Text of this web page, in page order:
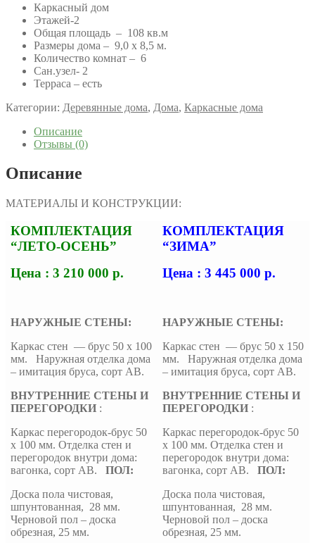
Каркасный дом
Этажей-2
Общая площадь – 108 кв.м
Размеры дома – 9,0 x 8,5 м.
Количество комнат – 6
Сан.узел- 2
Терраса – есть
Категории: Деревянные дома, Дома, Каркасные дома
Описание
Отзывы (0)
Описание
МАТЕРИАЛЫ И КОНСТРУКЦИИ:
КОМПЛЕКТАЦИЯ
“ЛЕТО-ОСЕНЬ”
Цена : 3 210 000 р.
НАРУЖНЫЕ СТЕНЫ:
Каркас стен — брус 50 х 100
мм. Наружная отделка дома
– имитация бруса, сорт АВ.
ВНУТРЕННИЕ СТЕНЫ И
ПЕРЕГОРОДКИ:
Каркас перегородок-брус 50
х 100 мм. Отделка стен и
перегородок внутри дома:
вагонка, сорт АВ. ПОЛ:
Доска пола чистовая,
шпунтованная, 28 мм.
Черновой пол – доска
обрезная, 25 мм.
КОМПЛЕКТАЦИЯ
“ЗИМА”
Цена : 3 445 000 р.
НАРУЖНЫЕ СТЕНЫ:
Каркас стен — брус 50 х 150
мм. Наружная отделка дома
– имитация бруса, сорт АВ.
ВНУТРЕННИЕ СТЕНЫ И
ПЕРЕГОРОДКИ:
Каркас перегородок-брус 50
х 100 мм. Отделка стен и
перегородок внутри дома:
вагонка, сорт АВ. ПОЛ:
Доска пола чистовая,
шпунтованная, 28 мм.
Черновой пол – доска
обрезная, 25 мм.